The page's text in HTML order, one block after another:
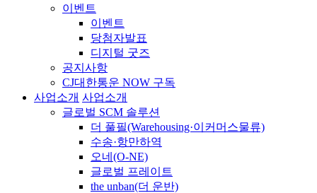
이벤트
이벤트
당첨자발표
디지털 굿즈
공지사항
CJ대한통운 NOW 구독
사업소개 사업소개
글로벌 SCM 솔루션
더 풀필(Warehousing·이커머스물류)
수송·항만하역
오네(O-NE)
글로벌 프레이트
the unban(더 운반)